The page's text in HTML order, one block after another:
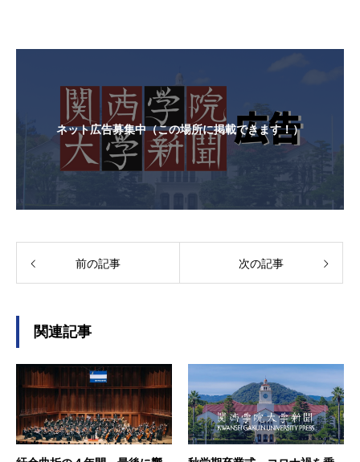
ネット広告募集中（この場所に掲載できます！）
前の記事 次の記事
関連記事